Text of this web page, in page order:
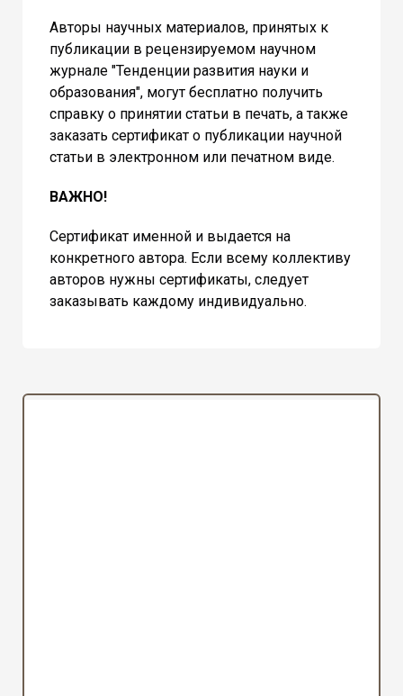
Авторы научных материалов, принятых к
публикации в рецензируемом научном
журнале "Тенденции развития науки и
образования", могут бесплатно получить
справку о принятии статьи в печать, а также
заказать сертификат о публикации научной
статьи в электронном или печатном виде.
ВАЖНО!
Сертификат именной и выдается на
конкретного автора. Если всему коллективу
авторов нужны сертификаты, следует
заказывать каждому индивидуально.